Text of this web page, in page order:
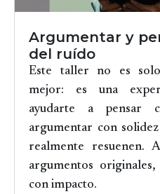
Argumentar y
del ruído
Este taller no es
mejor: es una
ayudarte a pensar
argumentar con
realmente resuenen.
argumentos
con impacto.